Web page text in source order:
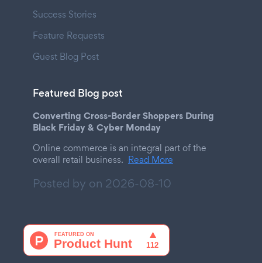
Success Stories
Feature Requests
Guest Blog Post
Featured Blog post
Converting Cross-Border Shoppers During
Black Friday & Cyber Monday
Online commerce is an integral part of the
overall retail business. Read More
Posted by on 2026-08-10